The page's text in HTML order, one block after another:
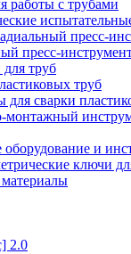
работы с трубами
пресс-
пресс-
для труб
труб
для сварки
монтажный
оборудование и
ключи
2.0